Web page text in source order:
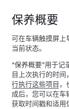
保养概要
可在车辆触摸屏上
当前状态。
“保养概要”用于
目上次执行的时
行执行这些项目 ，
成后，您可以在车
获取时间戳和适用